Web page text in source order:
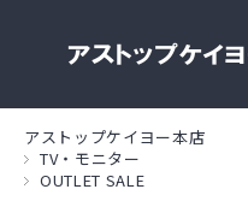
アストップケイヨー本店
TV・モニター
OUTLET SALE